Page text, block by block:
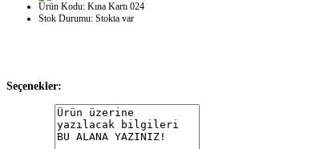
Ürün Kodu: Kına Kartı 024
Stok Durumu: Stokta var
Seçenekler: